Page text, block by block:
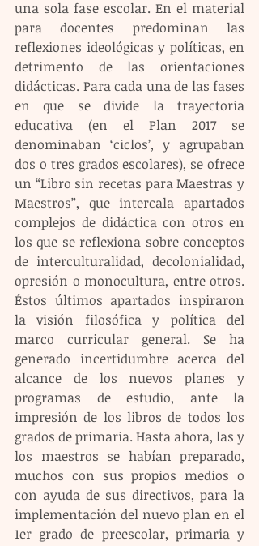
una sola fase escolar. En el material
para docentes predominan las
reflexiones ideológicas y políticas, en
detrimento de las orientaciones
didácticas. Para cada una de las fases
en que se divide la trayectoria
educativa (en el Plan 2017 se
denominaban ‘ciclos’, y agrupaban
dos o tres grados escolares), se ofrece
un “Libro sin recetas para Maestras y
Maestros”, que intercala apartados
complejos de didáctica con otros en
los que se reflexiona sobre conceptos
de interculturalidad, decolonialidad,
opresión o monocultura, entre otros.
Éstos últimos apartados inspiraron
la visión filosófica y política del
marco curricular general. Se ha
generado incertidumbre acerca del
alcance de los nuevos planes y
programas de estudio, ante la
impresión de los libros de todos los
grados de primaria. Hasta ahora, las y
los maestros se habían preparado,
muchos con sus propios medios o
con ayuda de sus directivos, para la
implementación del nuevo plan en el
1er grado de preescolar, primaria y